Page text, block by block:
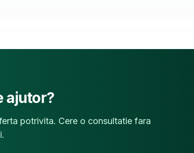
ajutor?
potrivita. Cere o consultatie fara